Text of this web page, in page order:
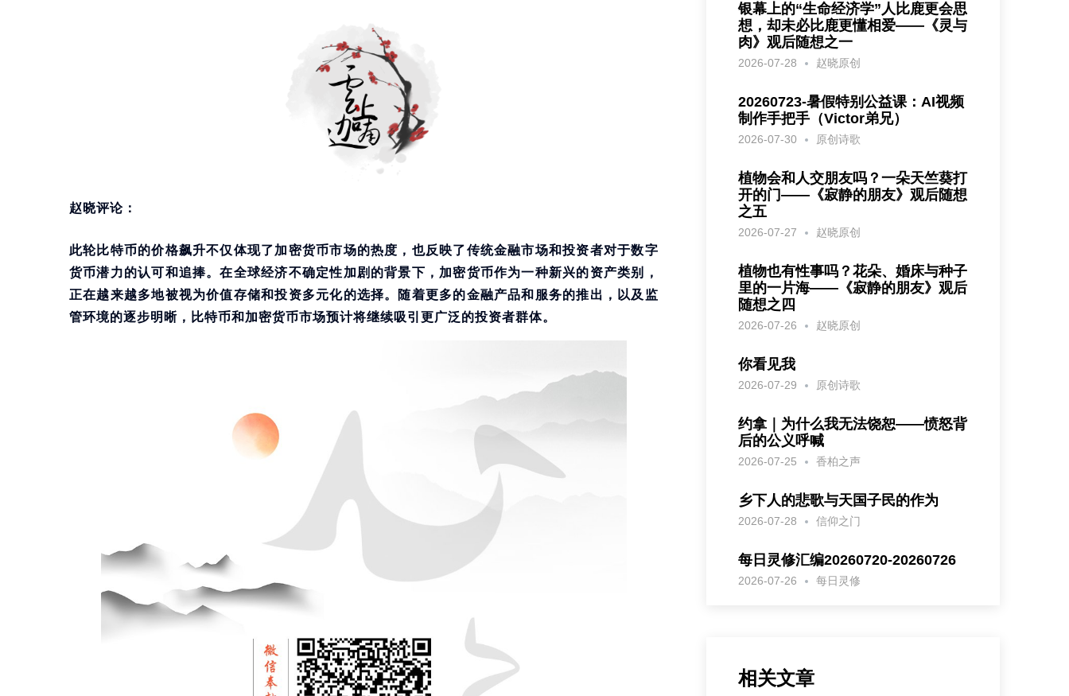
赵晓评论：
此轮比特币的价格飙升不仅体现了加密货币市场的热度，也反映了传统金融市场和投资者对于数字
货币潜力的认可和追捧。在全球经济不确定性加剧的背景下，加密货币作为一种新兴的资产类别，
正在越来越多地被视为价值存储和投资多元化的选择。随着更多的金融产品和服务的推出，以及监
管环境的逐步明晰，比特币和加密货币市场预计将继续吸引更广泛的投资者群体。
银幕上的“生命经济学”人比鹿更会思
想，却未必比鹿更懂相爱——《灵与
肉》观后随想之一
2026-07-28 赵晓原创
20260723-暑假特别公益课：AI视频
制作手把手（Victor弟兄）
2026-07-30 原创诗歌
植物会和人交朋友吗？一朵天竺葵打
开的门——《寂静的朋友》观后随想
之五
2026-07-27 赵晓原创
植物也有性事吗？花朵、婚床与种子
里的一片海——《寂静的朋友》观后
随想之四
2026-07-26 赵晓原创
你看见我
2026-07-29 原创诗歌
约拿｜为什么我无法饶恕——愤怒背
后的公义呼喊
2026-07-25 香柏之声
乡下人的悲歌与天国子民的作为
2026-07-28 信仰之门
每日灵修汇编20260720-20260726
2026-07-26 每日灵修
相关文章